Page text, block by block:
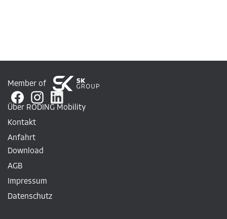
Member of
Über RODING Mobility
Kontakt
Anfahrt
Download
AGB
Impressum
Datenschutz